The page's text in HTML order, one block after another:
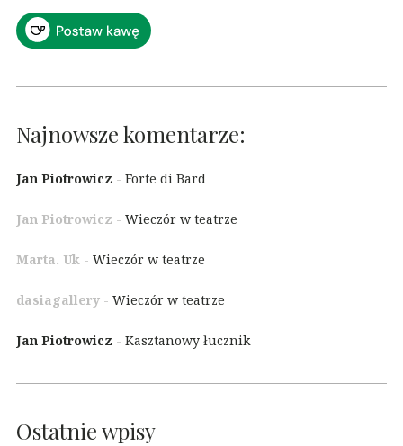
Najnowsze komentarze:
Jan Piotrowicz - Forte di Bard
Jan Piotrowicz - Wieczór w teatrze
Marta. Uk - Wieczór w teatrze
dasiagallery - Wieczór w teatrze
Jan Piotrowicz - Kasztanowy łucznik
Ostatnie wpisy